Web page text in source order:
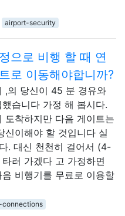
airport-security
으로 비행 할 때 연
로 이동해야합니까?
,의 당신이 45 분 경유와
습니다 가정 해 봅시다.
도착하지만 다음 게이트는
신이해야 할 것입니다 실
. 대신 천천히 걸어서 (4-
러 가겠다 고 가정하면
비행기를 무료로 이용할
connections